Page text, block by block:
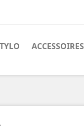
ACCESSOIRES